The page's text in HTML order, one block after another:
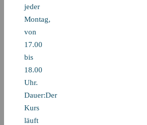
jeder
Montag,
von
17.00
bis
18.00
Uhr.
Dauer:Der
Kurs
läuft